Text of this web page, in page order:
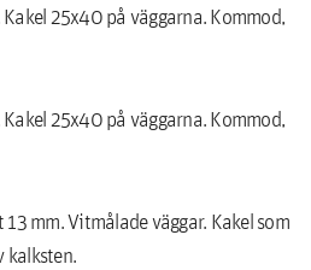
25x40 på väggarna. Kommod,
25x40 på väggarna. Kommod,
mm. Vitmålade väggar. Kakel som
kalksten.